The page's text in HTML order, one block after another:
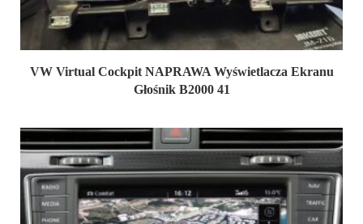
VW Virtual Cockpit NAPRAWA Wyświetlacza Ekranu
Głośnik B2000 41